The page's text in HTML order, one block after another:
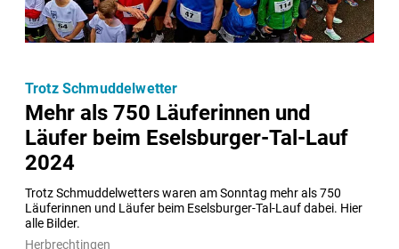
Mehr als 750 Läuferinnen und
Läufer beim Eselsburger-Tal-Lauf
2024
Trotz Schmuddelwetters waren am Sonntag mehr als 750
Läuferinnen und Läufer beim Eselsburger-Tal-Lauf dabei. Hier
alle Bilder.
Trotz Schmuddelwetter
Herbrechtingen